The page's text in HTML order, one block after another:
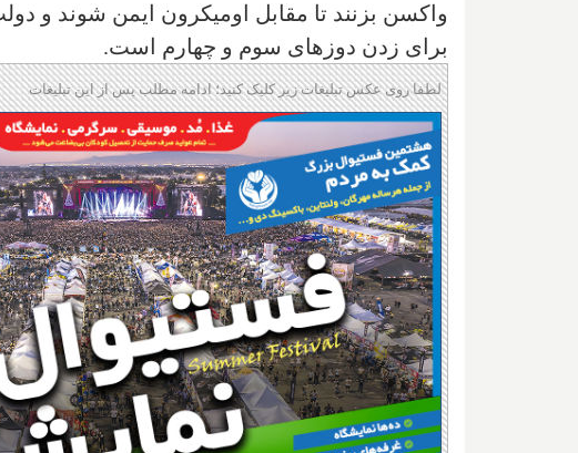
واکسن بزنند تا مقابل اومیکرون ایمن شوند و
برای زدن دوزهای سوم و چهارم است.
لطفا روی عکس تبلیغات زیر کلیک کنید؛ ادامه مطلب پس از این تبلیغات